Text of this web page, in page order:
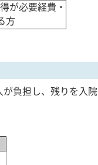
が必要経費・
方
が負担し、残りを入